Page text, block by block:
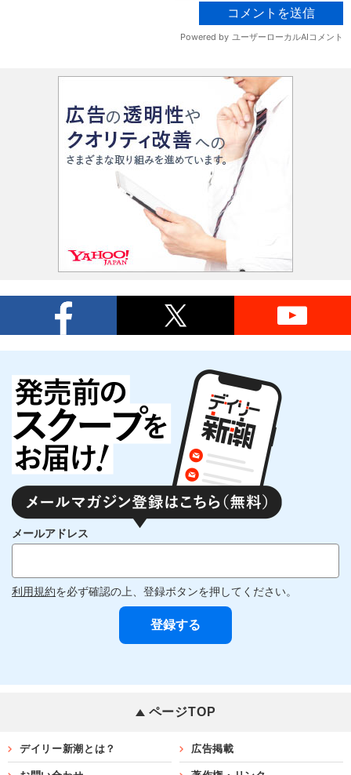
メールアドレス
利用規約を必ず確認の上、登録ボタンを押してください。
ページTOP
デイリー新潮とは？ 広告掲載